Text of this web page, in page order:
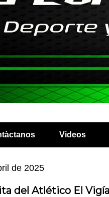
Videos
de 2025
del Atlético El